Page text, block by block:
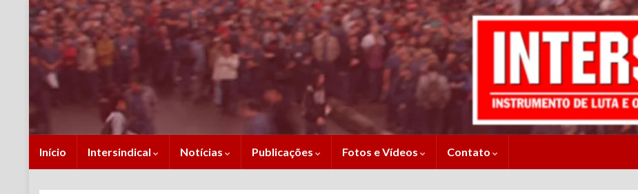
Início Intersindical Notícias Publicações Fotos e Vídeos Contato